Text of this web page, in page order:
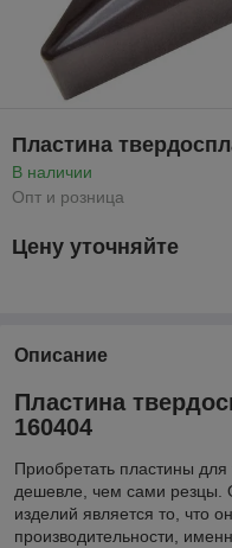
Пластина
В наличии
Опт и розница
Цену уточняйте
Описание
Пластина
160404
Приобретать пластины для
дешевле, чем сами резцы.
изделий является то, что
производительности,